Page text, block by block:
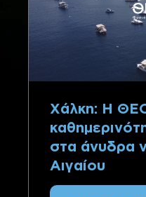
Χάλκη: Η
στα άνυδρα
Αιγαίου